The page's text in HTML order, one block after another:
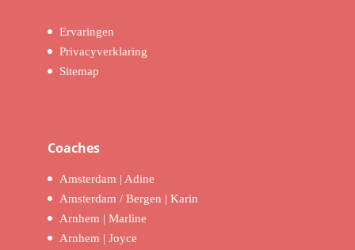
Ervaringen
Privacyverklaring
Sitemap
Coaches
Amsterdam | Adine
Amsterdam / Bergen | Karin
Arnhem | Marline
Arnhem | Joyce